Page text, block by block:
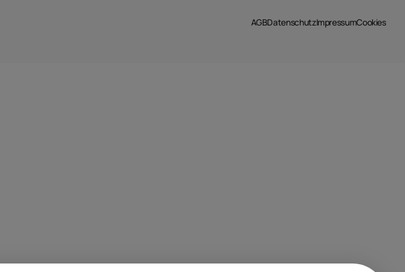
AGBDatenschutzImpressumCookies